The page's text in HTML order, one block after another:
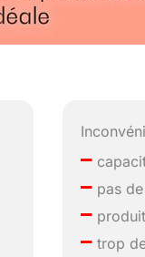
–
– pas
–
– trop